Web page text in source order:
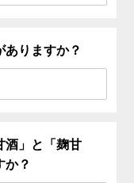
ありますか？
酒」と「麹甘
か？